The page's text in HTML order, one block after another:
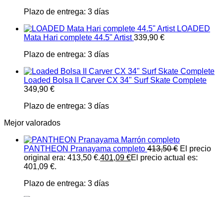
Plazo de entrega: 3 días
LOADED
Mata Hari complete 44.5" Artist 339,90 €
Plazo de entrega: 3 días
Loaded Bolsa II Carver CX 34" Surf Skate Complete
349,90 €
Plazo de entrega: 3 días
Mejor valorados
PANTHEON Pranayama completo 413,50€ El precio
original era: 413,50 €.401,09 €El precio actual es:
401,09 €.
Plazo de entrega: 3 días